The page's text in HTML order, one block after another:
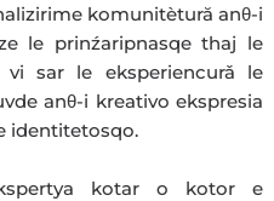
komunitètură anθ-i
le prinźaripnasqe thaj le
vi sar le eksperiencurǎ le
anθ-i kreativo ekspresia
identitetosqo.
kotar o kotor e